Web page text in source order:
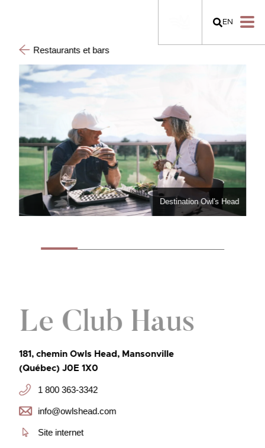
EN
Restaurants et bars
Destination Owl's Head
Le Club Haus
181, chemin Owls Head, Mansonville
(Québec) J0E 1X0
1 800 363-3342
info@owlshead.com
Site internet